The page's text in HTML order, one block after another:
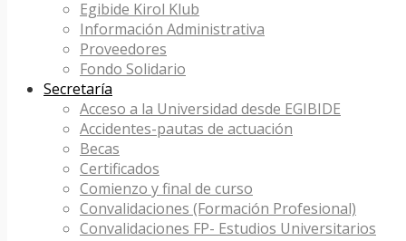
Egibide Kirol Klub
Información Administrativa
Proveedores
Fondo Solidario
Secretaría
Acceso a la Universidad desde EGIBIDE
Accidentes-pautas de actuación
Becas
Certificados
Comienzo y final de curso
Convalidaciones (Formación Profesional)
Convalidaciones FP- Estudios Universitarios